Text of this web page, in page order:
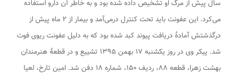
سال پیش از مرگ او تشخیص داده شده بود و به خاطر آن دارو استفاده
می‌کرد. این عفونت باید تحت کنترل درمی‌آمد و بیمار از ۲ ماه پیش از
درگذشتش آمادهٔ دریافت پیوند کبد شده بود که به دلیل عفونت ریوی فوت
شد. پیکر وی در روز یکشنبه ۱۷ بهمن ۱۳۹۵ تشییع و در قطعهٔ هنرمندان
بهشت زهرا، قطعه ۸۸، ردیف ۱۵۰، شماره ۱۸ دفن شد. امین تارخ، لعیا